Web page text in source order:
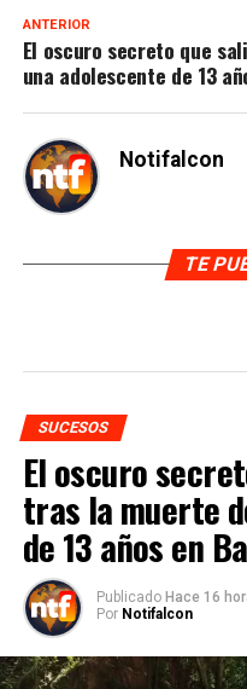
ANTERIOR
El oscuro secreto que
una adolescente de 13
Notifalcon
TE
SUCESOS
El oscuro
tras la muerte
de 13 años en
Publicado Hace 16
Por Notifalcon